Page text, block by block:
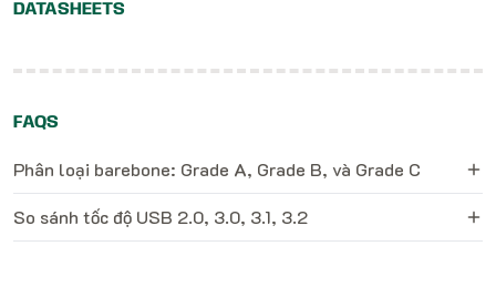
DATASHEETS
FAQS
Phân loại barebone: Grade A, Grade B, và Grade C
So sánh tốc độ USB 2.0, 3.0, 3.1, 3.2